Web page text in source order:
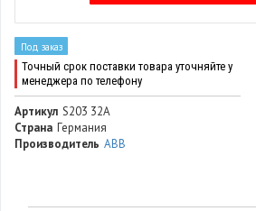
Под заказ
Точный срок поставки товара уточняйте у
менеджера по телефону
Артикул S203 32A
Страна Германия
Производитель ABB